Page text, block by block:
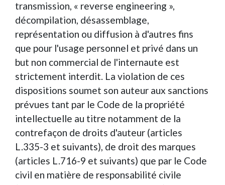
transmission, « reverse engineering »,
décompilation, désassemblage,
représentation ou diffusion à d'autres fins
que pour l'usage personnel et privé dans un
but non commercial de l'internaute est
strictement interdit. La violation de ces
dispositions soumet son auteur aux sanctions
prévues tant par le Code de la propriété
intellectuelle au titre notamment de la
contrefaçon de droits d'auteur (articles
L.335-3 et suivants), de droit des marques
(articles L.716-9 et suivants) que par le Code
civil en matière de responsabilité civile